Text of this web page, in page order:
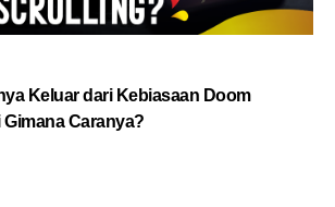
Keluar dari Kebiasaan Doom
Caranya?